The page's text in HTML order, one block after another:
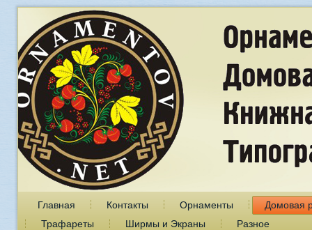
Главная Контакты Орнаменты
Домовая
Трафареты
Ширмы и Экраны Разное